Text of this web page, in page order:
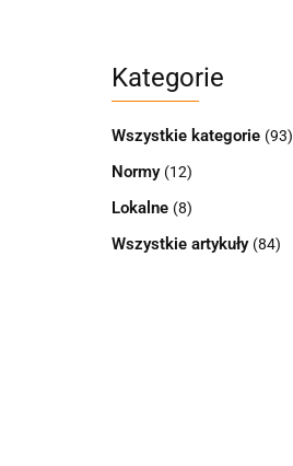
Kategorie
Wszystkie kategorie (93)
Normy (12)
Lokalne (8)
Wszystkie artykuły (84)